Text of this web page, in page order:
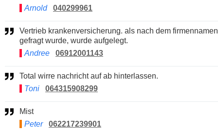
Arnold
040299961
Vertrieb krankenversicherung. als nach dem firmennamen
gefragt wurde, wurde aufgelegt.
Andree
06912001143
Total wirre nachricht auf ab hinterlassen.
Toni
064315908299
Mist
Peter
062217239901